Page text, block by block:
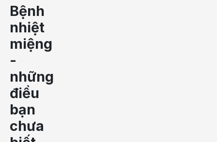
Bệnh
nhiệt
miệng
-
những
điều
bạn
chưa